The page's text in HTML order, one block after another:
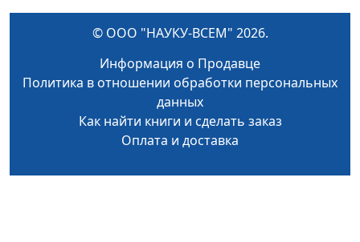
© ООО "НАУКУ-ВСЕМ" 2026.
Информация о Продавце
Политика в отношении обработки персональных
данных
Как найти книги и сделать заказ
Оплата и доставка